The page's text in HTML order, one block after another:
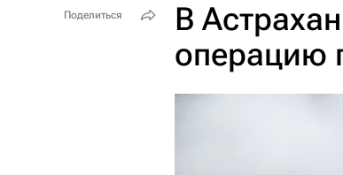
В
операцию
Поделиться